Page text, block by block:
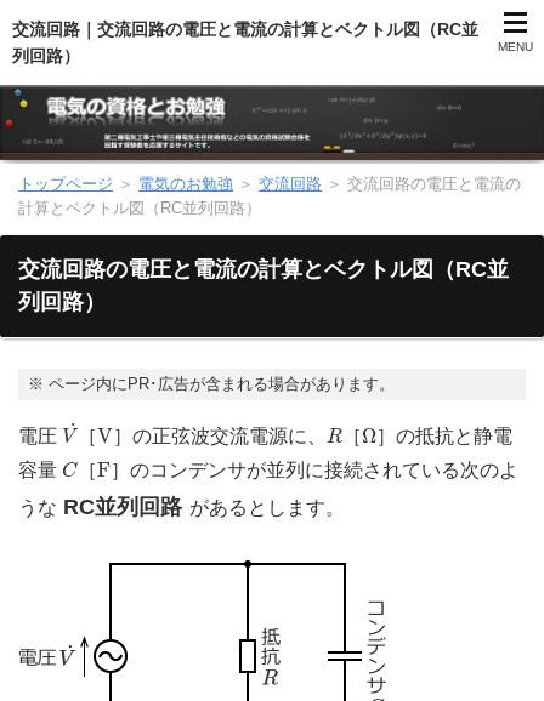
交流回路｜交流回路の電圧と電流の計算とベクトル図（RC並
列回路）
MENU
第二種電気工事士（総合）
第二種電気工事士（学科試験）
第二種電気工事士（技能試験）
電気主任技術者（電験）
電気のお勉強
電気数学のお勉強
トップページ ＞ 電気のお勉強 ＞ 交流回路 ＞ 交流回路の電圧と電流の
計算とベクトル図（RC並列回路）
交流回路の電圧と電流の計算とベクトル図（RC並
列回路）
※ ページ内にPR･広告が含まれる場合があります。
電圧 ˙
V
V˙
［V
V ］の正弦波交流電源に、 R
R ［Ω
Ω］の抵抗と静電
容量 C
C［F
F］のコンデンサが並列に接続されている次のよ
うな RC並列回路 があるとします。